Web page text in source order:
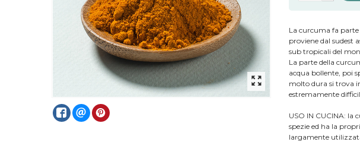
La curcuma fa parte
proviene dal sudest
sub tropicali del
La parte della
acqua bollente, poi
molto dura si trova
estremamente
USO IN CUCINA: la
spezie ed ha la
largamente